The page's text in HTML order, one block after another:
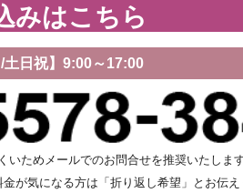
みはこちら
/土日祝】9:00～17:00
いためメールでのお問合せを推奨いたします
が気になる方は「折り返し希望」とお伝え